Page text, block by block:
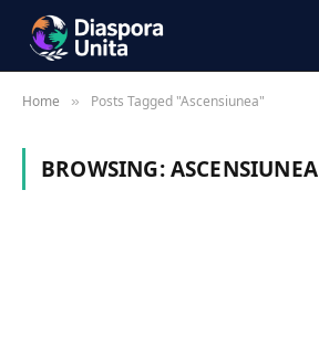
Home » Posts Tagged "Ascensiunea"
BROWSING:ASCENSIUNEA